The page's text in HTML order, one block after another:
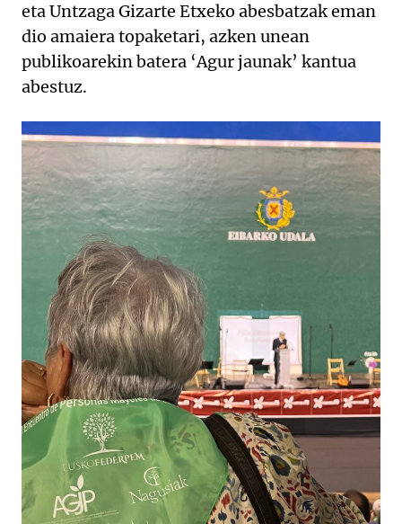
eta Untzaga Gizarte Etxeko abesbatzak eman
dio amaiera topaketari, azken unean
publikoarekin batera ‘Agur jaunak’ kantua
abestuz.